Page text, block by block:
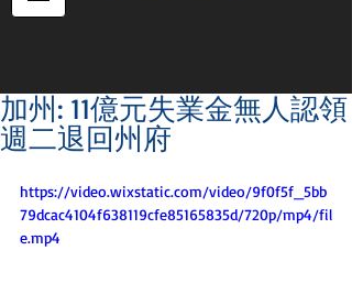
加州: 11億元失業金無人認領
週二退回州府
https://video.wixstatic.com/video/9f0f5f_5bb
79dcac4104f638119cfe85165835d/720p/mp4/fil
e.mp4